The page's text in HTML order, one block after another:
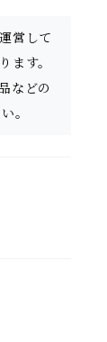
営して
ます。
などの
。